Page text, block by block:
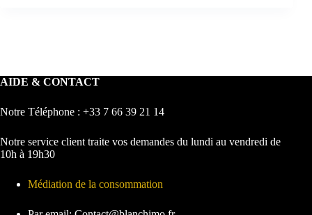
AIDE & CONTACT
Notre Téléphone : +33 7 66 39 21 14
Notre service client traite vos demandes du lundi au vendredi de
10h à 19h30
Médiation de la consommation